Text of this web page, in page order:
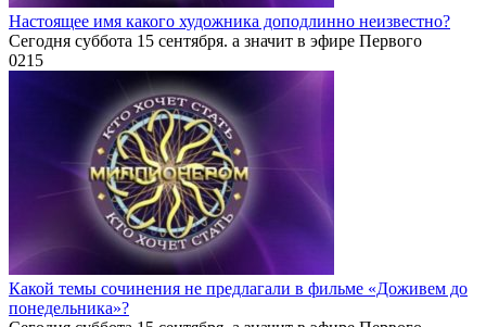
Настоящее имя какого художника доподлинно неизвестно?
Сегодня суббота 15 сентября. а значит в эфире Первого
0215
Какой темы сочинения не предлагали в фильме «Доживем до
понедельника»?